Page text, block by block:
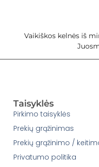
Vaikiškos kelnės iš
Taisyklės
Pirkimo taisyklės
Prekių grąžinimas
Prekių grąžinimo /
Privatumo politika